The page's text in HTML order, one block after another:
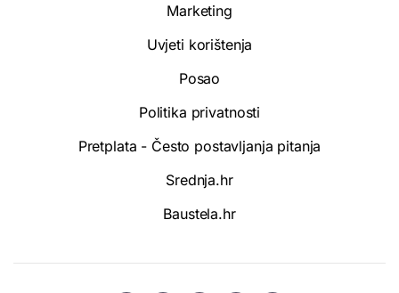
Marketing
Uvjeti korištenja
Posao
Politika privatnosti
Pretplata - Često postavljanja pitanja
Srednja.hr
Baustela.hr